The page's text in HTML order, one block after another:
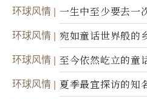
环球风情 一生中至少要去一
环球风情 宛如童话世界般的
环球风情 至今依然屹立的童
环球风情 夏季最宜探访的知